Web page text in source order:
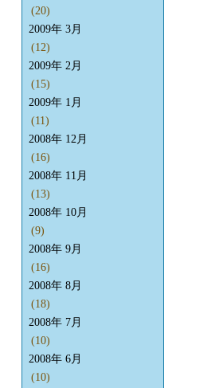
(20)
2009年 3月
(12)
2009年 2月
(15)
2009年 1月
(11)
2008年 12月
(16)
2008年 11月
(13)
2008年 10月
(9)
2008年 9月
(16)
2008年 8月
(18)
2008年 7月
(10)
2008年 6月
(10)